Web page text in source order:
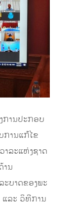
ການປະກອບ
ານແກ້ໄຂ
າລະແຫ່ງຊາດ
ານ
ະບາດຂອງພະ
ແລະ ວິທີການ